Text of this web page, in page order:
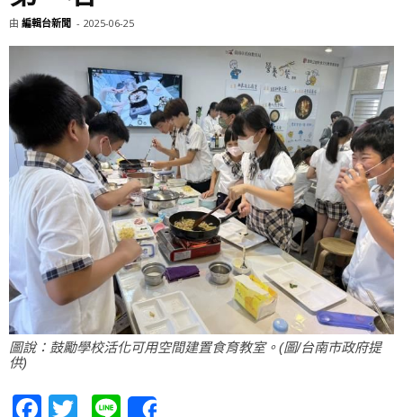
由 編輯台新聞 - 2025-06-25
圖說：鼓勵學校活化可用空間建置食育教室。(圖/台南市政府提
供)
Facebook
Twitter
Line